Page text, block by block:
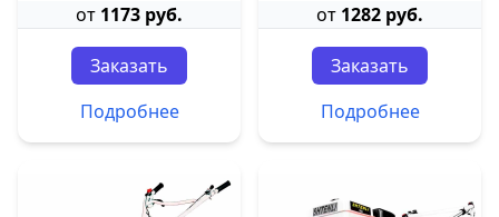
от 1173 руб.
Заказать
Подробнее
от 1282 руб.
Заказать
Подробнее